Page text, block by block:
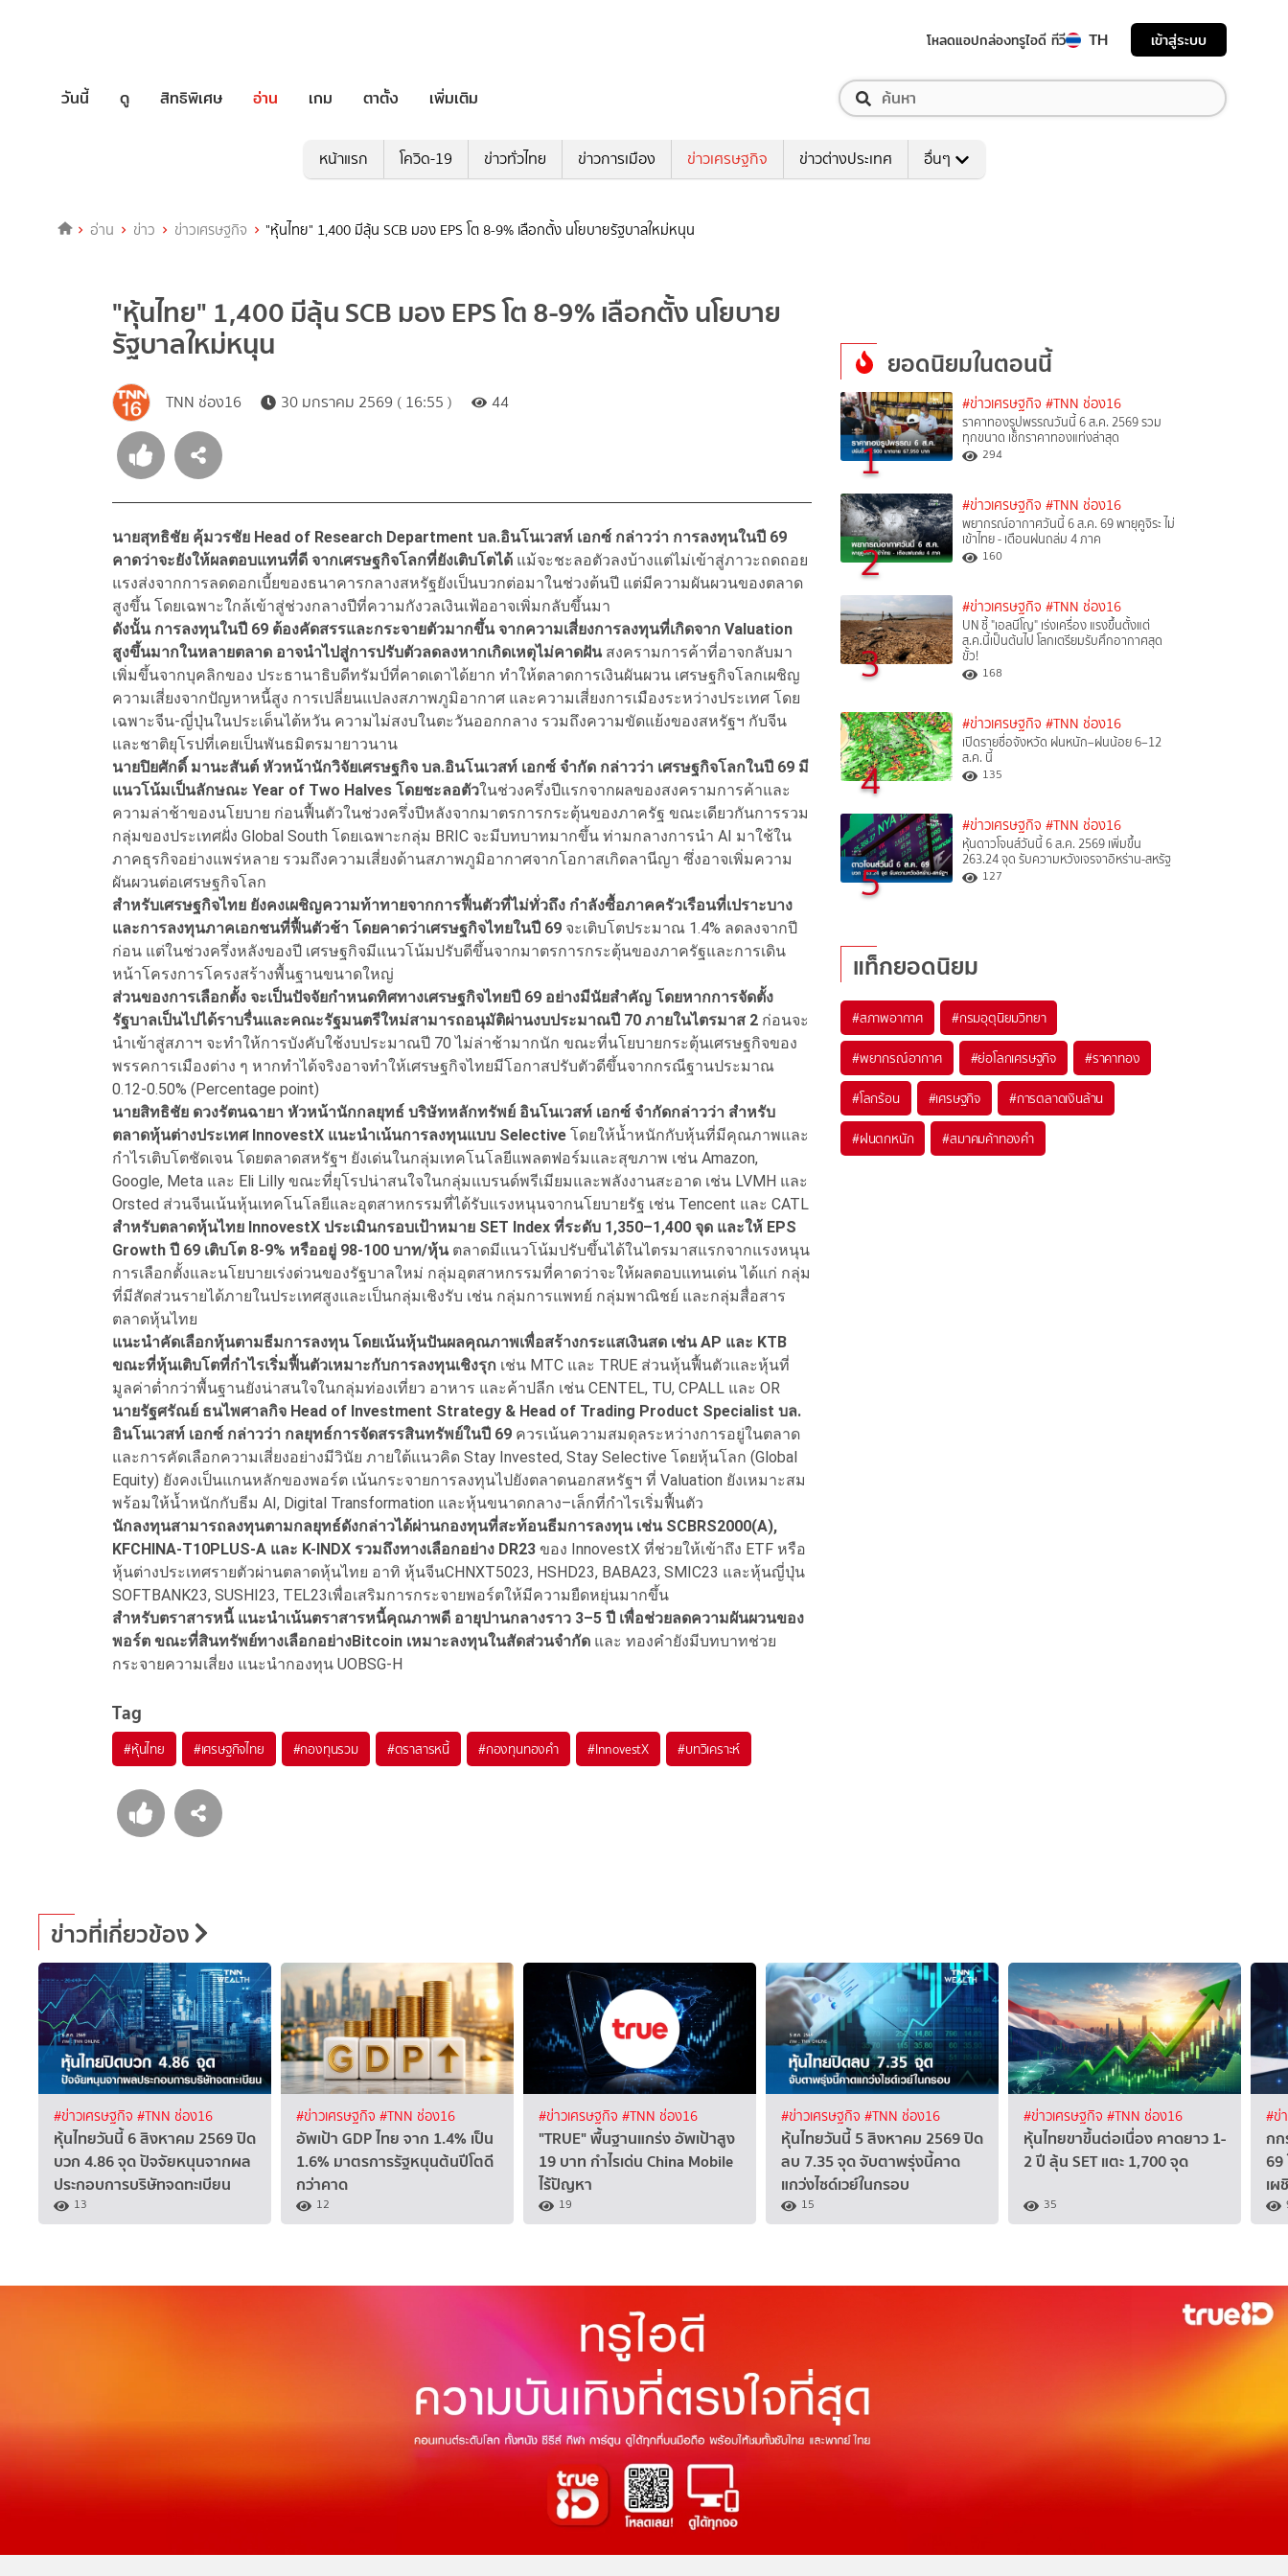
โหลดแอปกล่องทรูไอดี ทีวี TH เข้าสู่ระบบ
วันนี้ ดู สิทธิพิเศษ อ่าน เกม ตาตั้ง เพิ่มเติม
หน้าแรก โควิด-19 ข่าวทั่วไทย ข่าวการเมือง ข่าวเศรษฐกิจ ข่าวต่างประเทศ อื่นๆ
อ่าน ข่าว ข่าวเศรษฐกิจ "หุ้นไทย" 1,400 มีลุ้น SCB มอง EPS โต 8-9% เลือกตั้ง นโยบายรัฐบาลใหม่หนุน
"หุ้นไทย" 1,400 มีลุ้น SCB มอง EPS โต 8-9% เลือกตั้ง นโยบาย
รัฐบาลใหม่หนุน
TNN ช่อง16 30 มกราคม 2569 ( 16:55 ) 44
นายสุทธิชัย คุ้มวรชัย Head of Research Department บล.อินโนเวสท์ เอกซ์ กล่าวว่า การลงทุนในปี 69
คาดว่าจะยังให้ผลตอบแทนที่ดี จากเศรษฐกิจโลกที่ยังเติบโตได้ แม้จะชะลอตัวลงบ้างแต่ไม่เข้าสู่ภาวะถดถอย
แรงส่งจากการลดดอกเบี้ยของธนาคารกลางสหรัฐยังเป็นบวกต่อมาในช่วงต้นปี แต่มีความผันผวนของตลาด
สูงขึ้น โดยเฉพาะใกล้เข้าสู่ช่วงกลางปีที่ความกังวลเงินเฟ้ออาจเพิ่มกลับขึ้นมา
ดังนั้น การลงทุนในปี 69 ต้องคัดสรรและกระจายตัวมากขึ้น จากความเสี่ยงการลงทุนที่เกิดจาก Valuation
สูงขึ้นมากในหลายตลาด อาจนำไปสู่การปรับตัวลดลงหากเกิดเหตุไม่คาดฝันสงครามการค้าที่อาจกลับมา
เพิ่มขึ้นจากบุคลิกของ ประธานาธิบดีทรัมป์ที่คาดเดาได้ยาก ทำให้ตลาดการเงินผันผวน เศรษฐกิจโลกเผชิญ
ความเสี่ยงจากปัญหาหนี้สูง การเปลี่ยนแปลงสภาพภูมิอากาศ และความเสี่ยงการเมืองระหว่างประเทศ โดย
เฉพาะจีน-ญี่ปุ่นในประเด็นไต้หวัน ความไม่สงบในตะวันออกกลาง รวมถึงความขัดแย้งของสหรัฐฯ กับจีน
และชาติยุโรปที่เคยเป็นพันธมิตรมายาวนาน
นายปิยศักดิ์ มานะสันต์ หัวหน้านักวิจัยเศรษฐกิจ บล.อินโนเวสท์ เอกซ์ จำกัด กล่าวว่า เศรษฐกิจโลกในปี 69 มี
แนวโน้มเป็นลักษณะ Year of Two Halves โดยชะลอตัวในช่วงครึ่งปีแรกจากผลของสงครามการค้าและ
ความล่าช้าของนโยบาย ก่อนฟื้นตัวในช่วงครึ่งปีหลังจากมาตรการกระตุ้นของภาครัฐ ขณะเดียวกันการรวม
กลุ่มของประเทศฝั่ง Global South โดยเฉพาะกลุ่ม BRIC จะมีบทบาทมากขึ้น ท่ามกลางการนำ AI มาใช้ใน
ภาคธุรกิจอย่างแพร่หลาย รวมถึงความเสี่ยงด้านสภาพภูมิอากาศจากโอกาสเกิดลานีญา ซึ่งอาจเพิ่มความ
ผันผวนต่อเศรษฐกิจโลก
สำหรับเศรษฐกิจไทย ยังคงเผชิญความท้าทายจากการฟื้นตัวที่ไม่ทั่วถึง กำลังซื้อภาคครัวเรือนที่เปราะบาง
และการลงทุนภาคเอกชนที่ฟื้นตัวช้า โดยคาดว่าเศรษฐกิจไทยในปี 69 จะเติบโตประมาณ 1.4% ลดลงจากปี
ก่อน แต่ในช่วงครึ่งหลังของปี เศรษฐกิจมีแนวโน้มปรับดีขึ้นจากมาตรการกระตุ้นของภาครัฐและการเดิน
หน้าโครงการโครงสร้างพื้นฐานขนาดใหญ่
ส่วนของการเลือกตั้ง จะเป็นปัจจัยกำหนดทิศทางเศรษฐกิจไทยปี 69 อย่างมีนัยสำคัญ โดยหากการจัดตั้ง
รัฐบาลเป็นไปได้ราบรื่นและคณะรัฐมนตรีใหม่สามารถอนุมัติผ่านงบประมาณปี 70 ภายในไตรมาส 2 ก่อนจะ
นำเข้าสู่สภาฯ จะทำให้การบังคับใช้งบประมาณปี 70 ไม่ล่าช้ามากนัก ขณะที่นโยบายกระตุ้นเศรษฐกิจของ
พรรคการเมืองต่าง ๆ หากทำได้จริงอาจทำให้เศรษฐกิจไทยมีโอกาสปรับตัวดีขึ้นจากกรณีฐานประมาณ
0.12-0.50% (Percentage point)
นายสิทธิชัย ดวงรัตนฉายา หัวหน้านักกลยุทธ์ บริษัทหลักทรัพย์ อินโนเวสท์ เอกซ์ จำกัดกล่าวว่า สำหรับ
ตลาดหุ้นต่างประเทศ InnovestX แนะนำเน้นการลงทุนแบบ Selective โดยให้น้ำหนักกับหุ้นที่มีคุณภาพและ
กำไรเติบโตชัดเจน โดยตลาดสหรัฐฯ ยังเด่นในกลุ่มเทคโนโลยีแพลตฟอร์มและสุขภาพ เช่น Amazon,
Google, Meta และ Eli Lilly ขณะที่ยุโรปน่าสนใจในกลุ่มแบรนด์พรีเมียมและพลังงานสะอาด เช่น LVMH และ
Orsted ส่วนจีนเน้นหุ้นเทคโนโลยีและอุตสาหกรรมที่ได้รับแรงหนุนจากนโยบายรัฐ เช่น Tencent และ CATL
สำหรับตลาดหุ้นไทย InnovestX ประเมินกรอบเป้าหมาย SET Index ที่ระดับ 1,350–1,400 จุด และให้ EPS
Growth ปี 69 เติบโต 8-9% หรืออยู่ 98-100 บาท/หุ้นตลาดมีแนวโน้มปรับขึ้นได้ในไตรมาสแรกจากแรงหนุน
การเลือกตั้งและนโยบายเร่งด่วนของรัฐบาลใหม่ กลุ่มอุตสาหกรรมที่คาดว่าจะให้ผลตอบแทนเด่น ได้แก่ กลุ่ม
ที่มีสัดส่วนรายได้ภายในประเทศสูงและเป็นกลุ่มเชิงรับ เช่น กลุ่มการแพทย์ กลุ่มพาณิชย์ และกลุ่มสื่อสาร
ตลาดหุ้นไทย
แนะนำคัดเลือกหุ้นตามธีมการลงทุน โดยเน้นหุ้นปันผลคุณภาพเพื่อสร้างกระแสเงินสด เช่น AP และ KTB
ขณะที่หุ้นเติบโตที่กำไรเริ่มฟื้นตัวเหมาะกับการลงทุนเชิงรุก เช่น MTC และ TRUE ส่วนหุ้นฟื้นตัวและหุ้นที่
มูลค่าต่ำกว่าพื้นฐานยังน่าสนใจในกลุ่มท่องเที่ยว อาหาร และค้าปลีก เช่น CENTEL, TU, CPALL และ OR
นายรัฐศรัณย์ ธนไพศาลกิจ Head of Investment Strategy & Head of Trading Product Specialist บล.
อินโนเวสท์ เอกซ์ กล่าวว่า กลยุทธ์การจัดสรรสินทรัพย์ในปี 69 ควรเน้นความสมดุลระหว่างการอยู่ในตลาด
และการคัดเลือกความเสี่ยงอย่างมีวินัย ภายใต้แนวคิด Stay Invested, Stay Selective โดยหุ้นโลก (Global
Equity) ยังคงเป็นแกนหลักของพอร์ต เน้นกระจายการลงทุนไปยังตลาดนอกสหรัฐฯ ที่ Valuation ยังเหมาะสม
พร้อมให้น้ำหนักกับธีม AI, Digital Transformation และหุ้นขนาดกลาง–เล็กที่กำไรเริ่มฟื้นตัว
นักลงทุนสามารถลงทุนตามกลยุทธ์ดังกล่าวได้ผ่านกองทุนที่สะท้อนธีมการลงทุน เช่น SCBRS2000(A),
KFCHINA-T10PLUS-A และ K-INDX รวมถึงทางเลือกอย่าง DR23 ของ InnovestX ที่ช่วยให้เข้าถึง ETF หรือ
หุ้นต่างประเทศรายตัวผ่านตลาดหุ้นไทย อาทิ หุ้นจีนCHNXT5023, HSHD23, BABA23, SMIC23 และหุ้นญี่ปุ่น
SOFTBANK23, SUSHI23, TEL23เพื่อเสริมการกระจายพอร์ตให้มีความยืดหยุ่นมากขึ้น
สำหรับตราสารหนี้ แนะนำเน้นตราสารหนี้คุณภาพดี อายุปานกลางราว 3–5 ปี เพื่อช่วยลดความผันผวนของ
พอร์ต ขณะที่สินทรัพย์ทางเลือกอย่างBitcoin เหมาะลงทุนในสัดส่วนจำกัด และ ทองคำยังมีบทบาทช่วย
กระจายความเสี่ยง แนะนำกองทุน UOBSG-H
Tag
#หุ้นไทย #เศรษฐกิจไทย #กองทุนรวม #ตราสารหนี้ #กองทุนทองคำ #InnovestX #บทวิเคราะห์
ยอดนิยมในตอนนี้
1
#ข่าวเศรษฐกิจ #TNN ช่อง16
ราคาทองรูปพรรณวันนี้ 6 ส.ค. 2569 รวม
ทุกขนาด เช็กราคาทองแท่งล่าสุด
294
2
#ข่าวเศรษฐกิจ #TNN ช่อง16
พยากรณ์อากาศวันนี้ 6 ส.ค. 69 พายุคูจิระ ไม่
เข้าไทย - เตือนฝนถล่ม 4 ภาค
160
3
#ข่าวเศรษฐกิจ #TNN ช่อง16
UN ชี้ "เอลนีโญ" เร่งเครื่อง แรงขึ้นตั้งแต่
ส.ค.นี้เป็นต้นไป โลกเตรียมรับศึกอากาศสุด
ขั้ว!
168
4
#ข่าวเศรษฐกิจ #TNN ช่อง16
เปิดรายชื่อจังหวัด ฝนหนัก–ฝนน้อย 6–12
ส.ค. นี้
135
5
#ข่าวเศรษฐกิจ #TNN ช่อง16
หุ้นดาวโจนส์วันนี้ 6 ส.ค. 2569 เพิ่มขึ้น
263.24 จุด รับความหวังเจรจาอิหร่าน-สหรัฐ
127
แท็กยอดนิยม
#สภาพอากาศ #กรมอุตุนิยมวิทยา
#พยากรณ์อากาศ #ย่อโลกเศรษฐกิจ #ราคาทอง
#โลกร้อน #เศรษฐกิจ #การตลาดเงินล้าน
#ฝนตกหนัก #สมาคมค้าทองคำ
ข่าวที่เกี่ยวข้อง
#ข่าวเศรษฐกิจ #TNN ช่อง16
หุ้นไทยวันนี้ 6 สิงหาคม 2569 ปิด
บวก 4.86 จุด ปัจจัยหนุนจากผล
ประกอบการบริษัทจดทะเบียน
13
#ข่าวเศรษฐกิจ #TNN ช่อง16
อัพเป้า GDP ไทย จาก 1.4% เป็น
1.6% มาตรการรัฐหนุนต้นปีโตดี
กว่าคาด
12
#ข่าวเศรษฐกิจ #TNN ช่อง16
"TRUE" พื้นฐานแกร่ง อัพเป้าสูง
19 บาท กำไรเด่น China Mobile
ไร้ปัญหา
19
#ข่าวเศรษฐกิจ #TNN ช่อง16
หุ้นไทยวันนี้ 5 สิงหาคม 2569 ปิด
ลบ 7.35 จุด จับตาพรุ่งนี้คาด
แกว่งไซด์เวย์ในกรอบ
15
#ข่าวเศรษฐกิจ #TNN ช่อง16
หุ้นไทยขาขึ้นต่อเนื่อง คาดยาว 1-
2 ปี ลุ้น SET แตะ 1,700 จุด
35
#ข่
กก
69
เ